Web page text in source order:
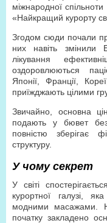
міжнародної
«Найкращий курорту
Згодом сюди почали
них навіть змінили
лікування
оздоровлюються
Японії, Франції,
приїжджають цілими
Звичайно, основна
подають у бювет
повністю зберігає
структуру.
У чому секрет
У світі
курортної галузі,
модними масажами.
початку закладено